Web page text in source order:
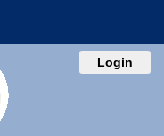
Login